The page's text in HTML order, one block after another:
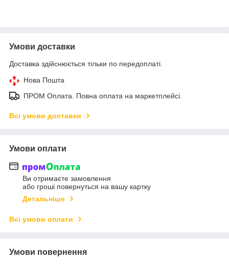
Умови доставки
Доставка здійснюється тільки по передоплаті.
Нова Пошта
ПРОМ Оплата. Повна оплата на маркетплейсі.
Всі умови доставки
Умови оплати
Ви отримаєте замовлення
або гроші повернуться на вашу картку
Детальніше
Всі умови оплати
Умови повернення